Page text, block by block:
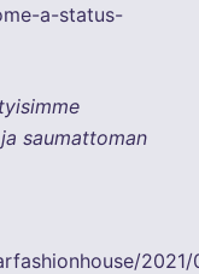
a-status-
saumattoman